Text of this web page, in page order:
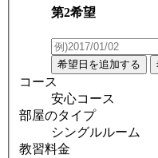
第2希望
コース
安心コース
部屋のタイプ
シングルルーム
教習料金